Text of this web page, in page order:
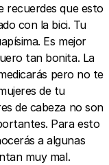
recuerdes que esto
con la bici. Tu
Es mejor
tan bonita. La
pero no te
de tu
de cabeza no son
Para esto
a algunas
muy mal.